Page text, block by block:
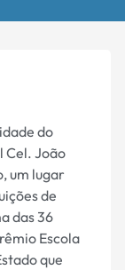
do
Cel. João
um lugar
de
das 36
Escola
que